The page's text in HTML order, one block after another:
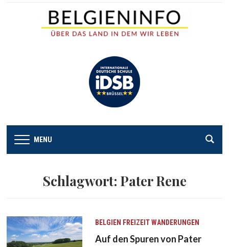
MENU
Schlagwort: Pater Rene
BELGIEN FREIZEITWANDERUNGEN
Auf den Spuren von Pater